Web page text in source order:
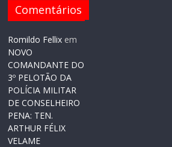
Comentários
Romildo Fellix em
NOVO
COMANDANTE DO
3º PELOTÃO DA
POLÍCIA MILITAR
DE CONSELHEIRO
PENA: TEN.
ARTHUR FÉLIX
VELAME